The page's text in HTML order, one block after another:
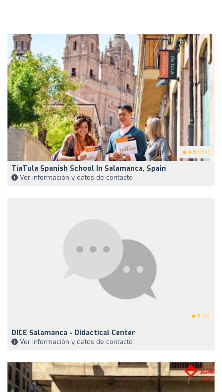
4.9 (134)
TíaTula Spanish School In Salamanca, Spain
Ver información y datos de contacto
5 (9)
DICE Salamanca - Didactical Center
Ver información y datos de contacto